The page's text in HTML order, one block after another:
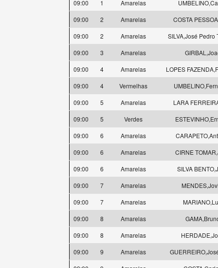
09:00
1 Amarelas
09:00
2 Amarelas
COSTA
09:00
2 Amarelas
SILVA,José Pedro
09:00
3 Amarelas
09:00
4 Amarelas
LOPES
09:00
4 Vermelhas
09:00
5 Amarelas
LARA
09:00
5 Verdes
09:00
6 Amarelas
09:00
6 Amarelas
CIRNE
09:00
6 Amarelas
SILVA
09:00
7 Amarelas
09:00
7 Amarelas
09:00
8 Amarelas
09:00
8 Amarelas
09:00
9 Amarelas